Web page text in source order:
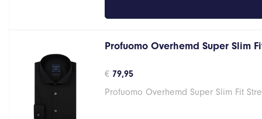
Profuomo Overhemd Super Slim
€ 79,95
Profuomo Overhemd Super Slim Fit